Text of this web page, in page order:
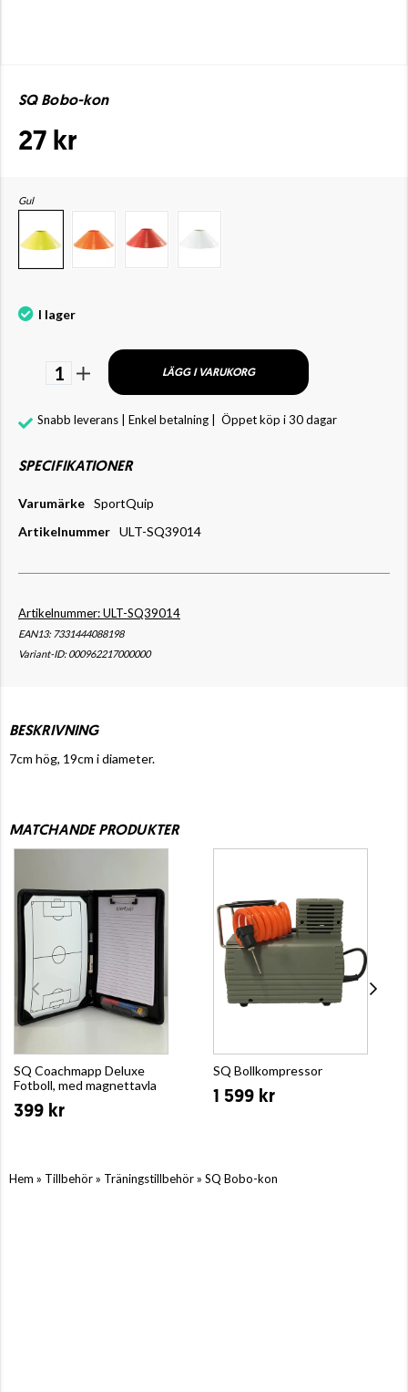
SQ Bobo-kon
27 kr
Gul
I lager
1 LÄGG I VARUKORG
Snabb leverans | Enkel betalning | Öppet köp i 30 dagar
SPECIFIKATIONER
Varumärke SportQuip
Artikelnummer ULT-SQ39014
Artikelnummer: ULT-SQ39014
EAN13: 7331444088198
Variant-ID: 000962217000000
BESKRIVNING
7cm hög, 19cm i diameter.
MATCHANDE PRODUKTER
SQ Coachmapp Deluxe
Fotboll, med magnettavla
399 kr
SQ Bollkompressor
1 599 kr
Hem » Tillbehör» Träningstillbehör» SQ Bobo-kon